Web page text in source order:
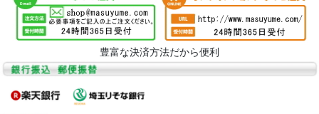
絞り込む
豊富な決済方法だから便利